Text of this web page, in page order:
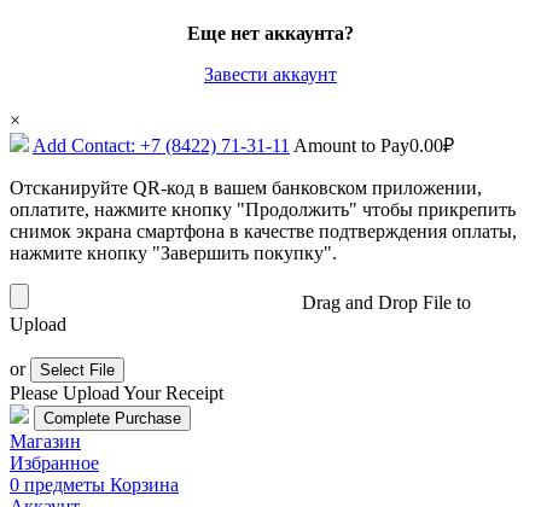
Еще нет аккаунта?
Завести аккаунт
×
Add Contact: +7 (8422) 71-31-11 Amount to Pay0.00₽
Отсканируйте QR-код в вашем банковском приложении,
оплатите, нажмите кнопку "Продолжить" чтобы прикрепить
снимок экрана смартфона в качестве подтверждения оплаты,
нажмите кнопку "Завершить покупку".
Drag and Drop File to
Upload
or Select File
Please Upload Your Receipt
Магазин
Избранное
0 предметы Корзина